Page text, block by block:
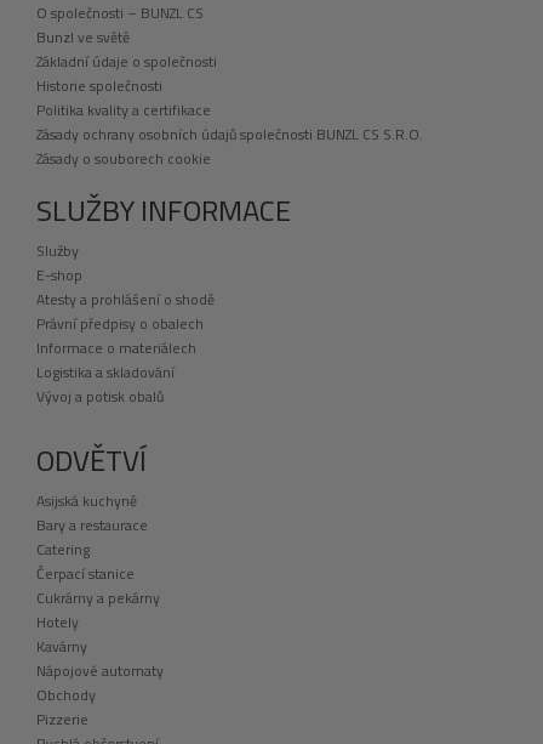
O společnosti – BUNZL CS
Bunzl ve světě
Základní údaje o společnosti
Historie společnosti
Politika kvality a certifikace
Zásady ochrany osobních údajů společnosti BUNZL CS S.R.O.
Zásady o souborech cookie
SLUŽBY INFORMACE
Služby
E-shop
Atesty a prohlášení o shodě
Právní předpisy o obalech
Informace o materiálech
Logistika a skladování
Vývoj a potisk obalů
ODVĚTVÍ
Asijská kuchyně
Bary a restaurace
Catering
Čerpací stanice
Cukrárny a pekárny
Hotely
Kavárny
Nápojové automaty
Obchody
Pizzerie